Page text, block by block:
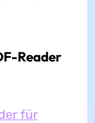
Reader
für